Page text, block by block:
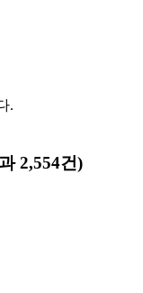
.
2,554건)